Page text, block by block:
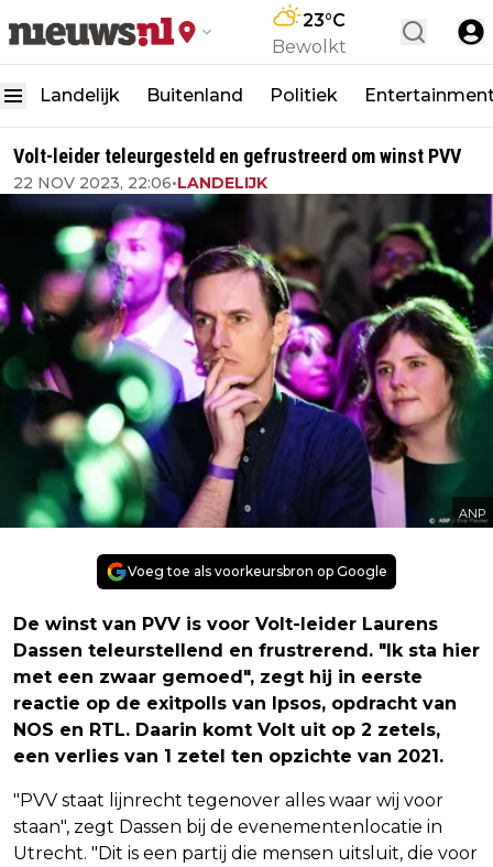
23°C
Bewolkt
Landelijk Buitenland Politiek
Volt-leider teleurgesteld en gefrustreerd om winst PVV
22 NOV 2023, 22:06•LANDELIJK
ANP
Voeg toe als voorkeursbron op Google
De winst van PVV is voor Volt-leider Laurens
Dassen teleurstellend en frustrerend. "Ik sta hier
met een zwaar gemoed", zegt hij in eerste
reactie op de exitpolls van Ipsos, opdracht van
NOS en RTL. Daarin komt Volt uit op 2 zetels,
een verlies van 1 zetel ten opzichte van 2021.
"PVV staat lijnrecht tegenover alles waar wij voor
staan", zegt Dassen bij de evenementenlocatie in
Utrecht. "Dit is een partij die mensen uitsluit, die voor